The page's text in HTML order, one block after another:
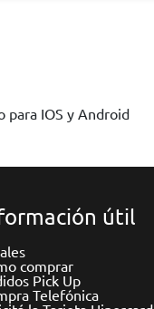
para IOS y Android
útil
comprar
Pick Up
Telefónica